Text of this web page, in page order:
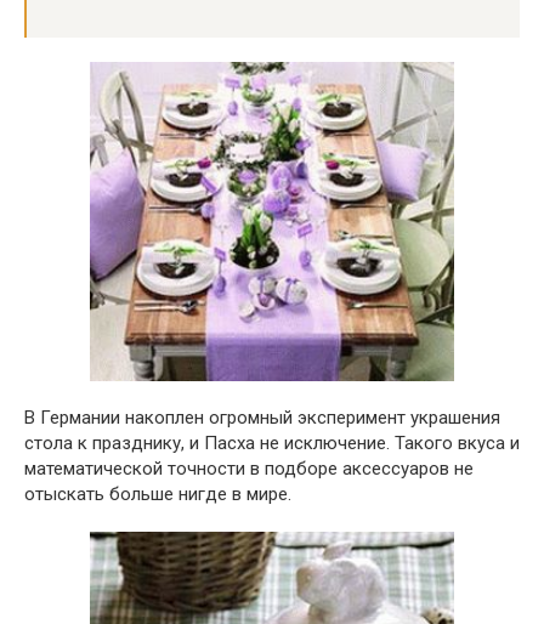
В Германии накоплен огромный эксперимент украшения
стола к празднику, и Пасха не исключение. Такого вкуса и
математической точности в подборе аксессуаров не
отыскать больше нигде в мире.